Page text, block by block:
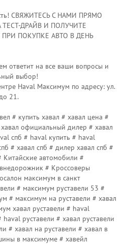
СВЯЖИТЕСЬ С НАМИ ПРЯМО
ДРАЙВ И ПОЛУЧИТЕ
ПОКУПКЕ АВТО В ДЕНЬ
ответит на все ваши вопросы и
выбор!
Наvаl Максимум по адресу: ул.
21.
# купить хавал # хавал цена #
официальный дилер # хавал
спб # haval купить # haval
# хавал спб # дилер хавал спб #
автомобили #
# Кроссоверы
максимум в санкт
# максимум руставели 53 #
# максимум на руставели # хавал
хавал руставели # haval
руставели # хавал руставели
# хавал на руставели # хавал в
в максимуме # хавейл